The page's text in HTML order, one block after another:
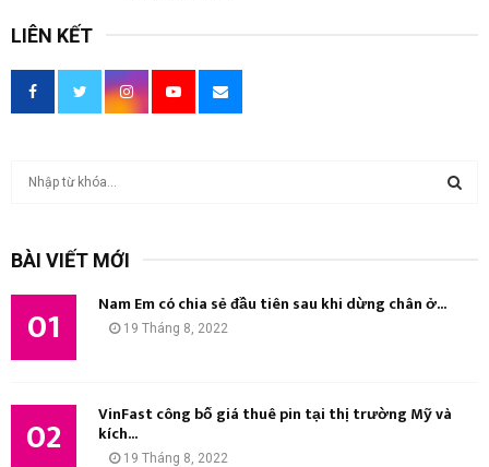
LIÊN KẾT
BÀI VIẾT MỚI
01 Nam Em có chia sẻ đầu tiên sau khi dừng chân ở...
19 Tháng 8, 2022
02 VinFast công bố giá thuê pin tại thị trường Mỹ và
kích...
19 Tháng 8, 2022